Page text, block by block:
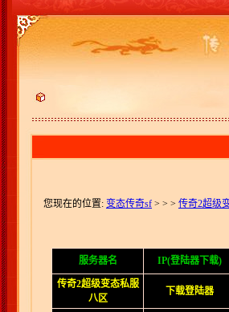
您现在的位置: 变态传奇sf > > > 传奇2超级
服务器名 IP(登陆器下载)
传奇2超级变态私服
八区
下载登陆器